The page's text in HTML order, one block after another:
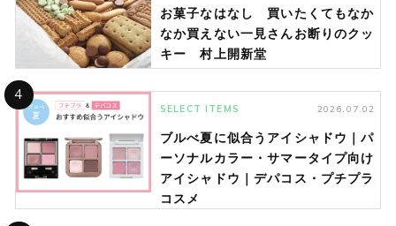
お菓子なはなし 買いたくてもなか
なか買えない一見さんお断りのクッ
キー 村上開新堂
4
SELECT ITEMS 2026.07.02
ブルべ夏に似合うアイシャドウ｜パ
ーソナルカラー・サマータイプ向け
アイシャドウ｜デパコス・プチプラ
コスメ